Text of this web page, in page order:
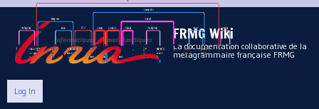
Aller au contenu principal
FRMG Wiki
La documentation collaborative de la
metagrammaire française FRMG
Log In